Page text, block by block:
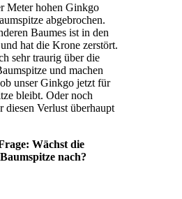
Meter hohen Ginkgo
abgebrochen.
Baumes ist in den
hat die Krone zerstört.
sehr traurig über die
und machen
unser Ginkgo jetzt für
bleibt. Oder noch
diesen Verlust überhaupt
Wächst die
nach?